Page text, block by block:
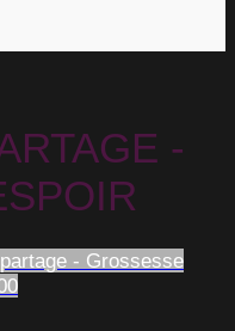
-
- Grossesse